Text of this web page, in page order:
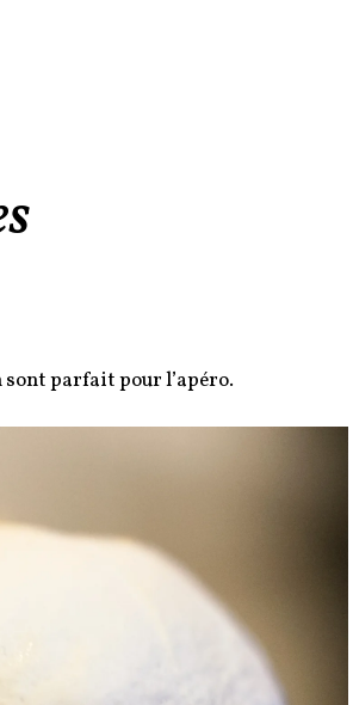
parfait pour l’apéro.